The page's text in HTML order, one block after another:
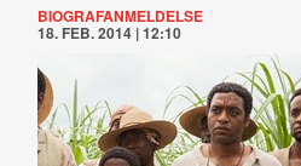
BIOGRAFANMELDELSE
18. FEB. 2014 | 12:10